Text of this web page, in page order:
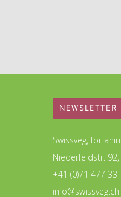
NEWSLETTER
Swissveg, for
Niederfeldstr.
+41 (0)71 477 33
info@swissveg.ch